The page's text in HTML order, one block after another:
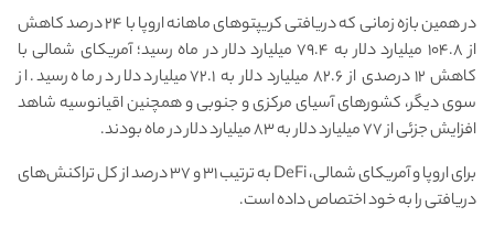
در همین بازه زمانی که دریافتی کریپتوهای ماهانه اروپا با ۲۴ درصد کاهش
از ۱۰۴.۸ میلیارد دلار به ۷۹.۴ میلیارد دلار در ماه رسید؛ آمریکای شمالی با
کاهش ۱۲ درصدی از ۸۲.۶ میلیارد دلار به ۷۲.۱ میلیارد دلار در ماه رسید. از
سوی دیگر، کشورهای آسیای مرکزی و جنوبی و همچنین اقیانوسیه شاهد
افزایش جزئی از ۷۷ میلیارد دلار به ۸۳ میلیارد دلار در ماه بودند.
برای اروپا و آمریکای شمالی، DeFi به ترتیب ۳۱ و ۳۷ درصد از کل تراکنش‌های
دریافتی را به خود اختصاص داده است.